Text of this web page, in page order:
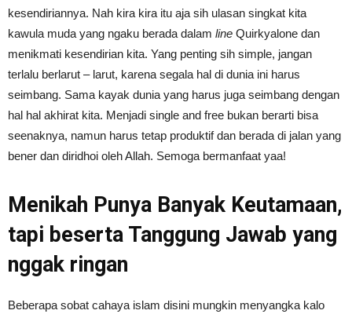
kesendiriannya. Nah kira kira itu aja sih ulasan singkat kita
kawula muda yang ngaku berada dalam line Quirkyalone dan
menikmati kesendirian kita. Yang penting sih simple, jangan
terlalu berlarut – larut, karena segala hal di dunia ini harus
seimbang. Sama kayak dunia yang harus juga seimbang dengan
hal hal akhirat kita. Menjadi single and free bukan berarti bisa
seenaknya, namun harus tetap produktif dan berada di jalan yang
bener dan diridhoi oleh Allah. Semoga bermanfaat yaa!
Menikah Punya Banyak Keutamaan,
tapi beserta Tanggung Jawab yang
nggak ringan
Beberapa sobat cahaya islam disini mungkin menyangka kalo